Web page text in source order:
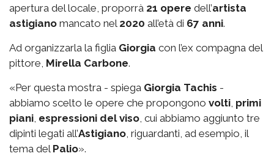
apertura del locale, proporrà 21 opere dell’artista
astigiano mancato nel 2020 all’età di 67 anni.
Ad organizzarla la figlia Giorgia con l’ex compagna del
pittore, Mirella Carbone.
«Per questa mostra - spiega Giorgia Tachis -
abbiamo scelto le opere che propongono volti, primi
piani, espressioni del viso, cui abbiamo aggiunto tre
dipinti legati all’Astigiano, riguardanti, ad esempio, il
tema del Palio».